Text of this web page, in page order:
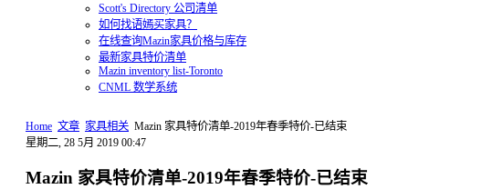
Scott's Directory 公司清单
如何找语嫣买家具？
在线查询Mazin家具价格与库存
最新家具特价清单
Mazin inventory list-Toronto
CNML 数学系统
Home 文章 家具相关 Mazin 家具特价清单-2019年春季特价-已结束
星期二, 28 5月 2019 00:47
Mazin 家具特价清单-2019年春季特价-已结束